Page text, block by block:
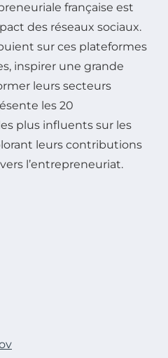
française est
des réseaux sociaux.
sur ces plateformes
inspirer une grande
leurs secteurs
les 20
plus influents sur les
leurs contributions
l’entrepreneuriat.